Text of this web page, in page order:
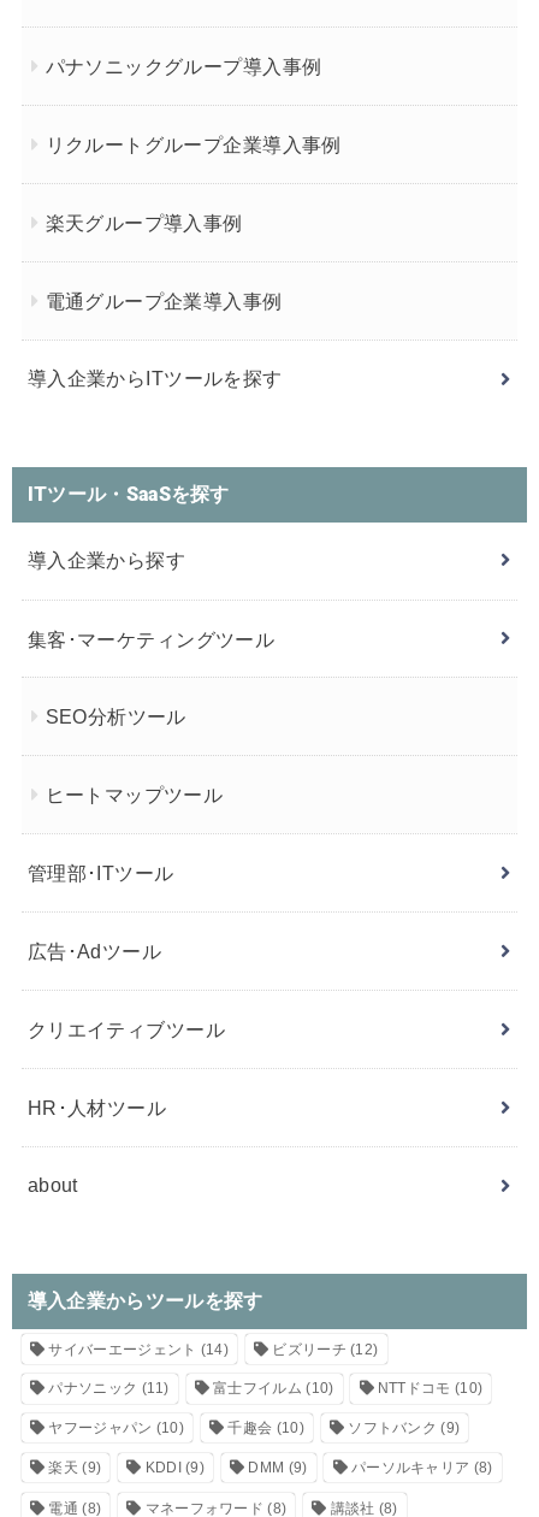
パナソニックグループ導入事例
リクルートグループ企業導入事例
楽天グループ導入事例
電通グループ企業導入事例
導入企業からITツールを探す
ITツール・SaaSを探す
導入企業から探す
集客･マーケティングツール
SEO分析ツール
ヒートマップツール
管理部･ITツール
広告･Adツール
クリエイティブツール
HR･人材ツール
about
導入企業からツールを探す
サイバーエージェント (14) ビズリーチ (12)
パナソニック (11) 富士フイルム (10) NTTドコモ (10)
ヤフージャパン (10) 千趣会 (10) ソフトバンク (9)
楽天 (9) KDDI (9) DMM (9) パーソルキャリア (8)
電通 (8) マネーフォワード (8) 講談社 (8)